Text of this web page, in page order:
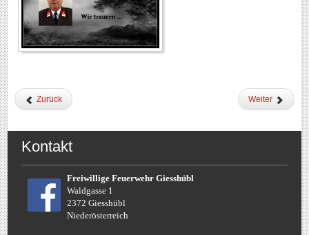
Zurück Weiter
Kontakt
Freiwillige Feuerwehr Giesshübl
Waldgasse 1
2372 Giesshübl
Niederösterreich